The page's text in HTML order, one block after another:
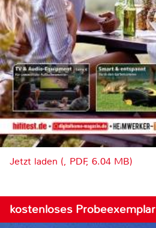
Jetzt laden (, PDF, 6.04 MB)
kostenloses Probeexemplar